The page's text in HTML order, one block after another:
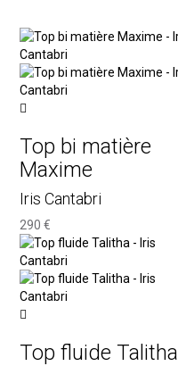
Top bi matière
Maxime
Iris Cantabri
290 €
Top fluide Talitha